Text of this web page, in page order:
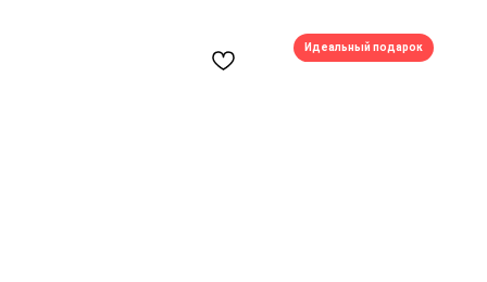
Идеальный подарок
О НОВЫХ ПОСТУПЛЕНИЯХ И АКЦИЯХ —